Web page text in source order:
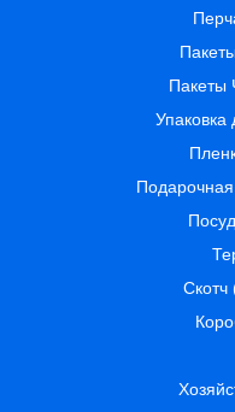
Пакеты
Упаковка
Скотч